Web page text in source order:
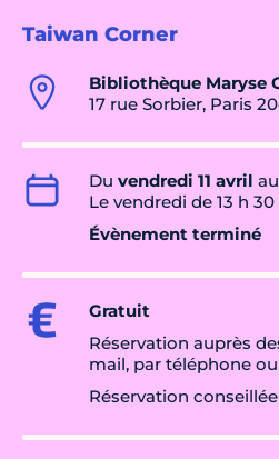
Taiwan Corner
Bibliothèque Maryse
17 rue Sorbier, Paris
Du vendredi 11 avril au
Le vendredi de 13 h 30
Évènement terminé
Gratuit
Réservation auprès
mail, par téléphone
Réservation conseillée